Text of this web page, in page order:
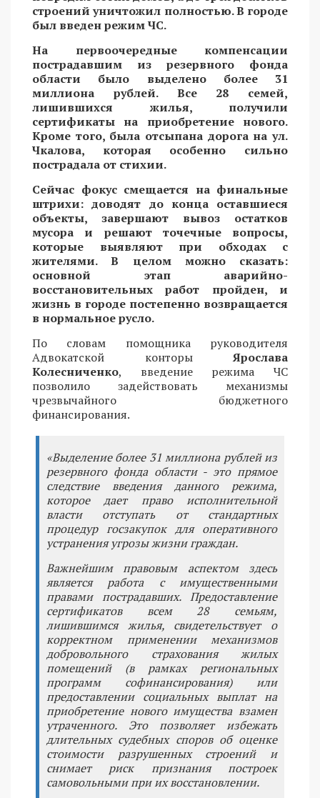
строений уничтожил полностью. В городе
был введен режим ЧС.
На первоочередные компенсации
пострадавшим из резервного фонда
области было выделено более 31
миллиона рублей. Все 28 семей,
лишившихся жилья, получили
сертификаты на приобретение нового.
Кроме того, была отсыпана дорога на ул.
Чкалова, которая особенно сильно
пострадала от стихии.
Сейчас фокус смещается на финальные
штрихи: доводят до конца оставшиеся
объекты, завершают вывоз остатков
мусора и решают точечные вопросы,
которые выявляют при обходах с
жителями. В целом можно сказать:
основной этап аварийно-
восстановительных работ пройден, и
жизнь в городе постепенно возвращается
в нормальное русло.
По словам помощника руководителя
Адвокатской конторыЯрослава
Колесниченко, введение режима ЧС
позволило задействовать механизмы
чрезвычайного бюджетного
финансирования.
«Выделение более 31 миллиона рублей из
резервного фонда области - это прямое
следствие введения данного режима,
которое дает право исполнительной
власти отступать от стандартных
процедур госзакупок для оперативного
устранения угрозы жизни граждан.
Важнейшим правовым аспектом здесь
является работа с имущественными
правами пострадавших. Предоставление
сертификатов всем 28 семьям,
лишившимся жилья, свидетельствует о
корректном применении механизмов
добровольного страхования жилых
помещений (в рамках региональных
программ софинансирования) или
предоставлении социальных выплат на
приобретение нового имущества взамен
утраченного. Это позволяет избежать
длительных судебных споров об оценке
стоимости разрушенных строений и
снимает риск признания построек
самовольными при их восстановлении.